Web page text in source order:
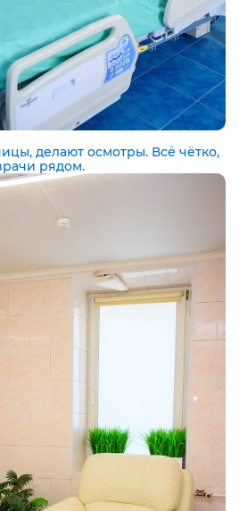
делают осмотры. Всё чётко,
рядом.